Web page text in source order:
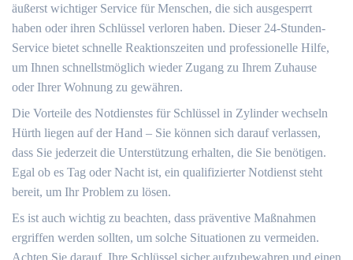
äußerst wichtiger Service für Menschen, die sich ausgesperrt
haben oder ihren Schlüssel verloren haben.​ Dieser 24-Stunden-
Service bietet schnelle Reaktionszeiten und professionelle Hilfe,
um Ihnen schnellstmöglich wieder Zugang zu Ihrem Zuhause
oder Ihrer Wohnung zu gewähren.
Die Vorteile des Notdienstes für Schlüssel in Zylinder wechseln
Hürth liegen auf der Hand – Sie können sich darauf verlassen,
dass Sie jederzeit die Unterstützung erhalten, die Sie benötigen.​
Egal ob es Tag oder Nacht ist, ein qualifizierter Notdienst steht
bereit, um Ihr Problem zu lösen.​
Es ist auch wichtig zu beachten, dass präventive Maßnahmen
ergriffen werden sollten, um solche Situationen zu vermeiden.
Achten Sie darauf, Ihre Schlüssel sicher aufzubewahren und einen